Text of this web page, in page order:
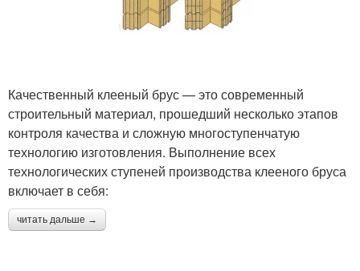
Качественный клееный брус — это современный
строительный материал, прошедший несколько этапов
контроля качества и сложную многоступенчатую
технологию изготовления. Выполнение всех
технологических ступеней производства клееного бруса
включает в себя:
читать дальше →